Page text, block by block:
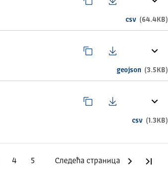
csv (64.4KB)
geojson (3.5KB)
csv (1.3KB)
4 5 Следећа страница